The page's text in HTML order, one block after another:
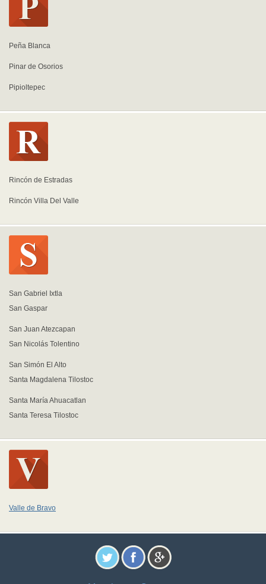
Peña Blanca
Pinar de Osorios
Pipioltepec
Rincón de Estradas
Rincón Villa Del Valle
San Gabriel Ixtla
San Gaspar
San Juan Atezcapan
San Nicolás Tolentino
San Simón El Alto
Santa Magdalena Tilostoc
Santa María Ahuacatlan
Santa Teresa Tilostoc
Valle de Bravo